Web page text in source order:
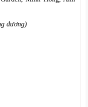
đương)